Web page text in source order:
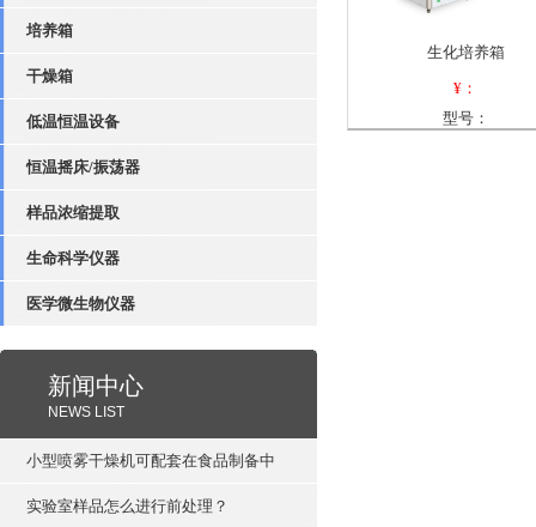
培养箱
干燥箱
低温恒温设备
恒温摇床/振荡器
样品浓缩提取
生命科学仪器
医学微生物仪器
新闻中心
NEWS LIST
小型喷雾干燥机可配套在食品制备中
实验室样品怎么进行前处理？
生化培养箱
¥：
型号：